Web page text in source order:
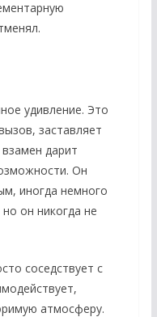
удивление. Это
заставляет
дарит
Он
иногда немного
он никогда не
соседствует с
атмосферу.